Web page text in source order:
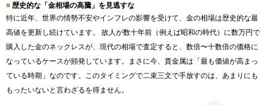
歴史的な「金相場の高騰」を見逃すな
特に近年、世界の情勢不安やインフレの影響を受けて、金の相場は歴史的な最
高値を更新し続けています。 故人が数十年前（例えば昭和の時代）に数万円で
購入した金のネックレスが、現代の相場で査定すると、数倍〜十数倍の価格に
なっているケースが頻発しています。まさに今、貴金属は「最も価値が高まっ
ている時期」なのです。このタイミングで二束三文で手放すのは、あまりにも
もったいないと言わざるを得ません。